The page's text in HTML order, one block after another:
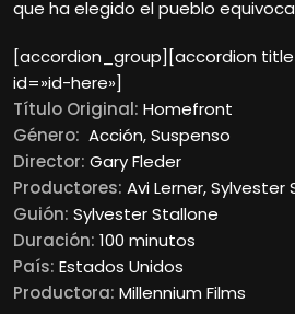
que ha elegido el pueblo
[accordion_group][accordion
id=»id-here»]
Título Original: Homefront
Género: Acción, Suspenso
Director: Gary Fleder
Productores: Avi Lerner, Sylvester
Guión: Sylvester Stallone
Duración: 100 minutos
País: Estados Unidos
Productora: Millennium Films